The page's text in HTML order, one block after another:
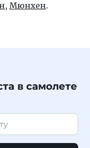
, Мюнхен.
в самолете